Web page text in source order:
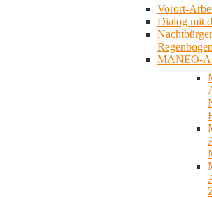
Vorort-
Dialog mit
MANEO-